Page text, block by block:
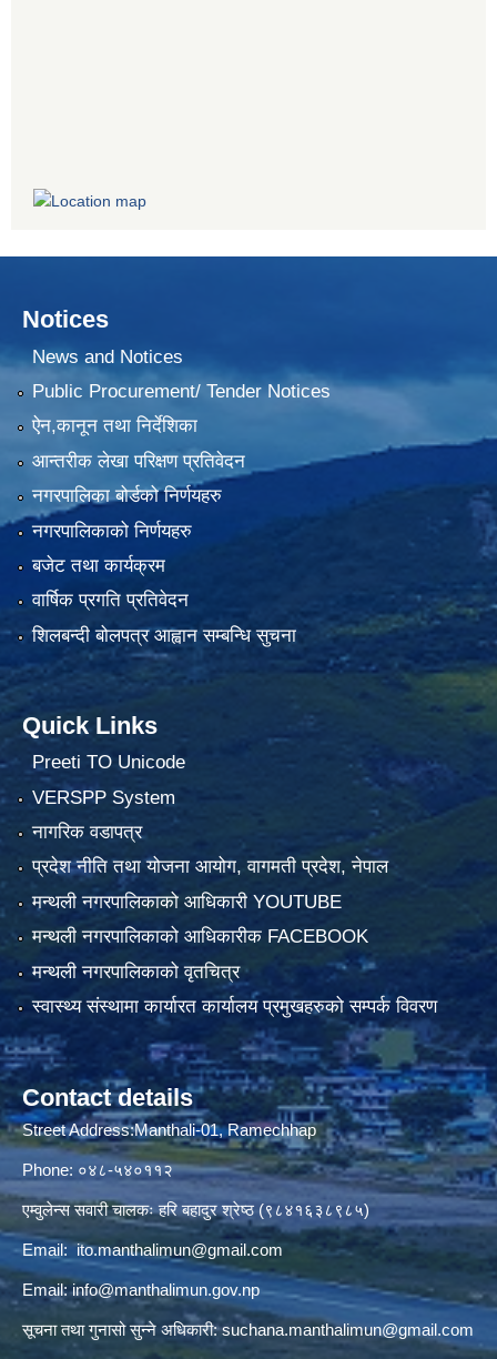
Notices
News and Notices
Public Procurement/ Tender Notices
ऐन,कानून तथा निर्देशिका
आन्तरीक लेखा परिक्षण प्रतिवेदन
नगरपालिका बोर्डको निर्णयहरु
नगरपालिकाको निर्णयहरु
बजेट तथा कार्यक्रम
वार्षिक प्रगति प्रतिवेदन
शिलबन्दी बोलपत्र आह्वान सम्बन्धि सुचना
Quick Links
Preeti TO Unicode
VERSPP System
नागरिक वडापत्र
प्रदेश नीति तथा योजना आयोग, वागमती प्रदेश, नेपाल
मन्थली नगरपालिकाको आधिकारी YOUTUBE
मन्थली नगरपालिकाको आधिकारीक FACEBOOK
मन्थली नगरपालिकाको वृतचित्र
स्वास्थ्य संस्थामा कार्यारत कार्यालय प्रमुखहरुको सम्पर्क विवरण
Contact details
Street Address:Manthali-01, Ramechhap
Phone: ०४८-५४०११२
एम्वुलेन्स सवारी चालकः हरि बहादुर श्रेष्ठ (९८४१६३८९८५)
Email:ito.manthalimun@gmail.com
Email:info@manthalimun.gov.np
सूचना तथा गुनासो सुन्ने अधिकारी:suchana.manthalimun@gmail.com